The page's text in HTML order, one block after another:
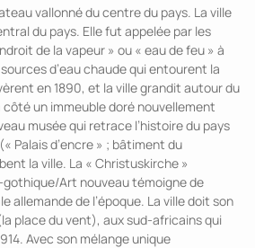
vallonné du centre du pays. La ville
du pays. Elle fut appelée par les
de la vapeur » ou « eau de feu » à
d’eau chaude qui entourent la
en 1890, et la ville grandit autour du
un immeuble doré nouvellement
musée qui retrace l’histoire du pays
Palais d’encre » ; bâtiment du
la ville. La « Christuskirche »
Art nouveau témoigne de
allemande de l’époque. La ville doit son
place du vent), aux sud-africains qui
Avec son mélange unique